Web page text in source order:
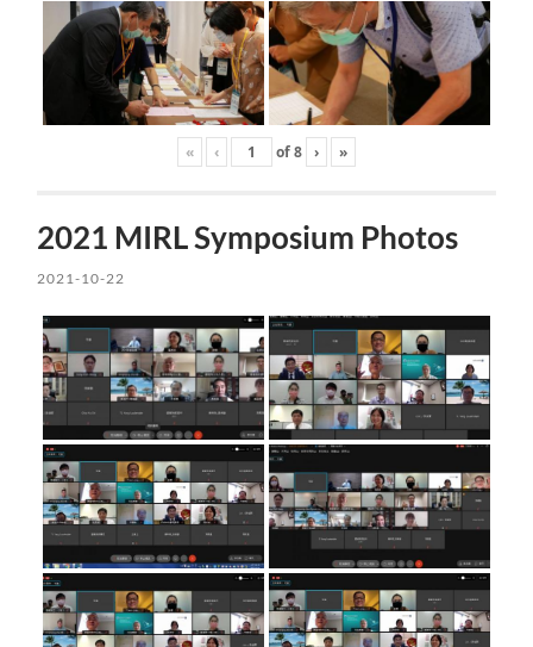
« ‹ of8 › »
2021 MIRL Symposium Photos
2021-10-22